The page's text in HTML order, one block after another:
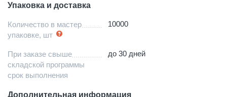
Упаковка и доставка
Количество в мастер
упаковке, шт
10000
При заказе свыше
складской программы
срок выполнения
до 30 дней
Дополнительная информация